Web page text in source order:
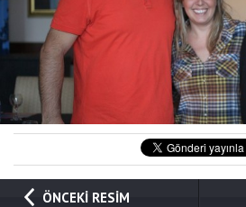
ÖNCEKİ RESİM